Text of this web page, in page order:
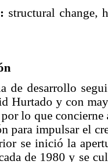
structural change,
de desarrollo
Hurtado y con
lo que concierne
para impulsar el
se inició la
de 1980 y se